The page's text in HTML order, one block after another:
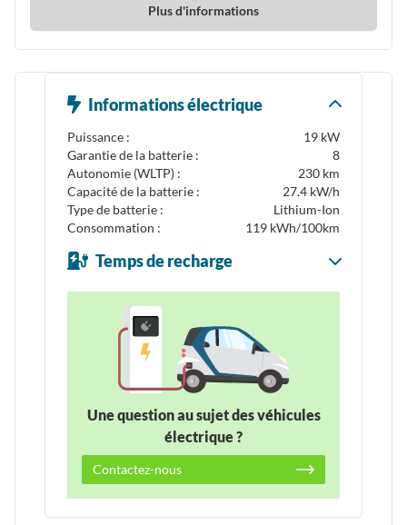
Plus d'informations
Informations électrique
Puissance :
19 kW
Garantie de la batterie :
8
Autonomie (WLTP) :
230 km
Capacité de la batterie :
27.4 kW/h
Type de batterie :
Lithium-Ion
Consommation :
119 kWh/100km
Temps de recharge
Une question au sujet des véhicules
électrique ?
Contactez-nous